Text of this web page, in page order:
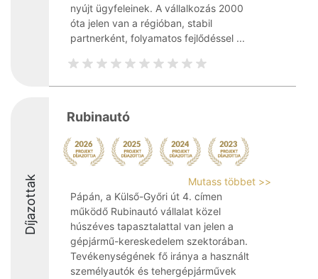
nyújt ügyfeleinek. A vállalkozás 2000
óta jelen van a régióban, stabil
partnerként, folyamatos fejlődéssel ...
Díjazottak
Rubinautó
Mutass többet >>
Pápán, a Külső-Győri út 4. címen
működő Rubinautó vállalat közel
húszéves tapasztalattal van jelen a
gépjármű-kereskedelem szektorában.
Tevékenységének fő iránya a használt
személyautók és tehergépjárművek